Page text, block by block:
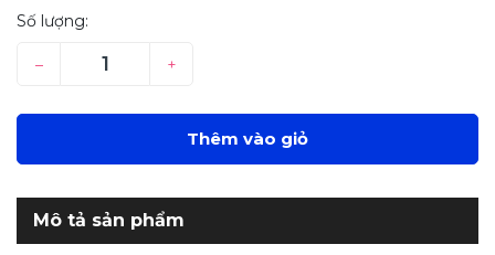
Số lượng:
– +
Thêm vào giỏ
Mô tả sản phẩm